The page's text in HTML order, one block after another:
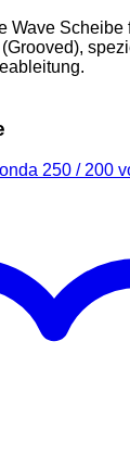
Wave Scheibe